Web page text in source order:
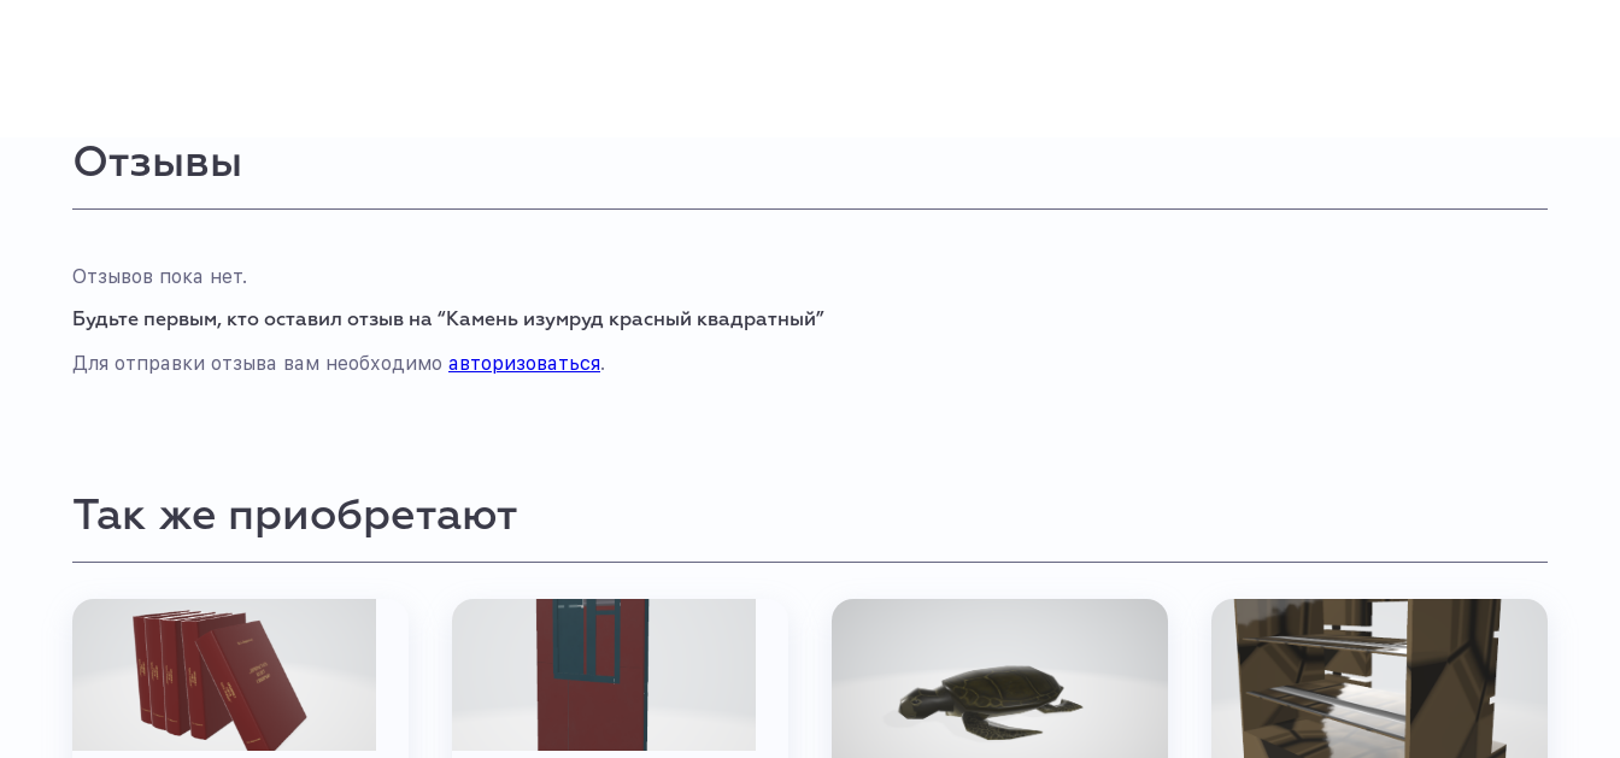
Отзывы
Отзывов пока нет.
Будьте первым, кто оставил отзыв на “Камень изумруд красный квадратный”
Для отправки отзыва вам необходимо авторизоваться.
Так же приобретают